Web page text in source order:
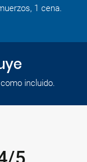
1 cena.
incluido.